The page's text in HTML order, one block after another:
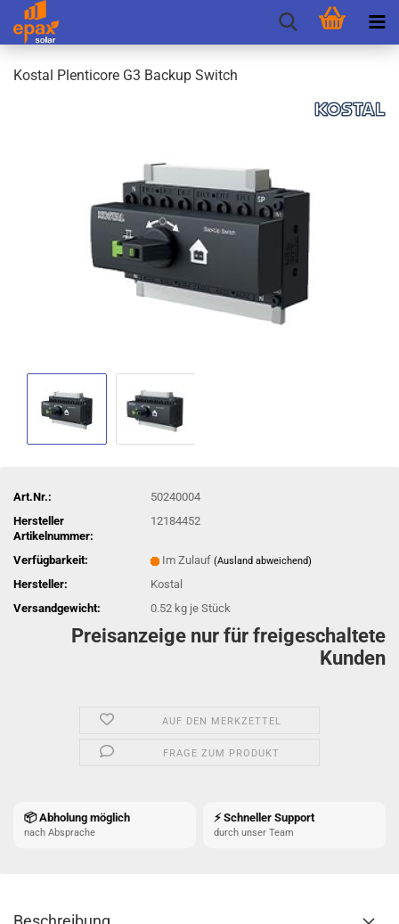
Kos­tal Ple­nti­co­re G3 Back­up Switch
Art.Nr.:
50240004
Hersteller
Artikelnummer:
12184452
Verfügbarkeit: Im Zulauf (Ausland abweichend)
Hersteller:
Kostal
Versandgewicht:
0.52 kg je Stück
Preisanzeige nur für freigeschaltete
Kunden
AUF DEN MERKZETTEL
FRAGE ZUM PRODUKT
📦 Abholung möglich
nach Absprache
⚡ Schneller Support
durch unser Team